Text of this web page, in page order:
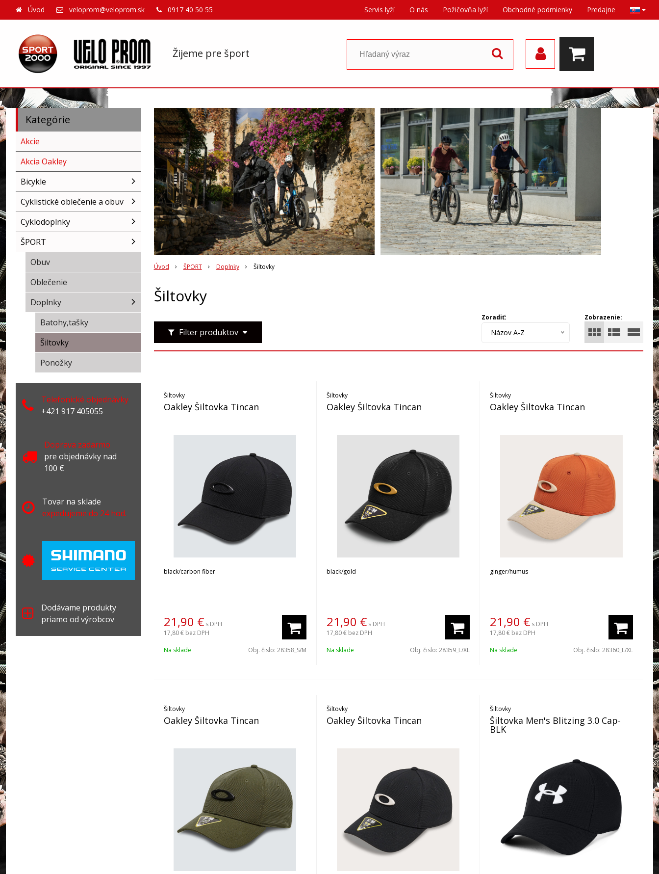
Žijeme pre šport
Úvod veloprom@veloprom.sk 0917 40 50 55 Servis lyží O nás Požičovňa lyží Obchodné podmienky Predajne
Úvod ŠPORT Doplnky Šiltovky
Šiltovky
Filter produktov
Zobrazenie:
Zoradiť:
Názov A-Z
Šiltovky
Oakley Šiltovka Tincan
black/carbon fiber
21,90 € s DPH
17,80 € bez DPH
Na sklade Obj. čislo:28358_S/M
Šiltovky
Oakley Šiltovka Tincan
black/gold
21,90 € s DPH
17,80 € bez DPH
Na sklade Obj. čislo:28359_L/XL
Šiltovky
Oakley Šiltovka Tincan
ginger/humus
21,90 € s DPH
17,80 € bez DPH
Na sklade Obj. čislo: 28360_L/XL
Šiltovky
Oakley Šiltovka Tincan
Šiltovky
Oakley Šiltovka Tincan
Šiltovky
Šiltovka Men's Blitzing 3.0 Cap-
BLK
Kategórie
Akcie
Akcia Oakley
Bicykle
Cyklistické oblečenie a obuv
Cyklodoplnky
ŠPORT
Obuv
Oblečenie
Doplnky
Batohy,tašky
Šiltovky
Ponožky
Telefonické objednávky
+421 917 405055
Doprava zadarmo
pre objednávky nad
100 €
Tovar na sklade
expedujeme do 24 hod.
Dodávame produkty
priamo od výrobcov